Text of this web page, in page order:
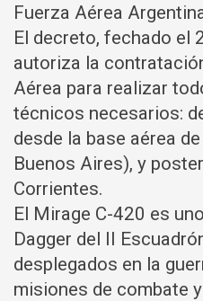
Fuerza Aérea
El decreto, fechado el
autoriza la
Aérea para realizar
técnicos necesarios:
desde la base aérea
Buenos Aires), y
Corrientes.
El Mirage C-420 es
Dagger del II
desplegados en la
misiones de combate